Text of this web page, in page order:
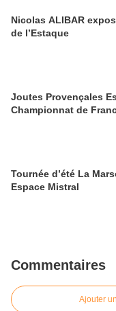
Nicolas ALIBAR
de l’Estaque
Joutes Provençales
Championnat de
Tournée d’été La
Espace Mistral
Commentaires
Ajouter